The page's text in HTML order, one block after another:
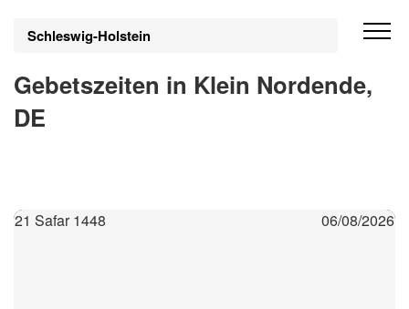
Schleswig-Holstein
Gebetszeiten in Klein Nordende,
DE
21 Safar 1448 06/08/2026